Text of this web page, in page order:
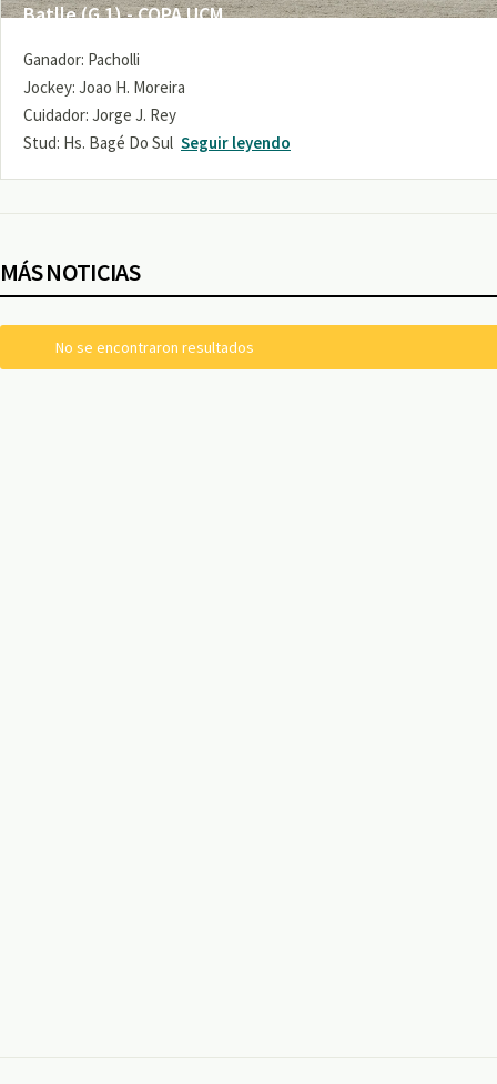
Batlle (G 1) - COPA UCM
Ganador: Pacholli
Jockey: Joao H. Moreira
Cuidador: Jorge J. Rey
Stud: Hs. Bagé Do Sul Seguir leyendo
MÁS NOTICIAS
No se encontraron resultados